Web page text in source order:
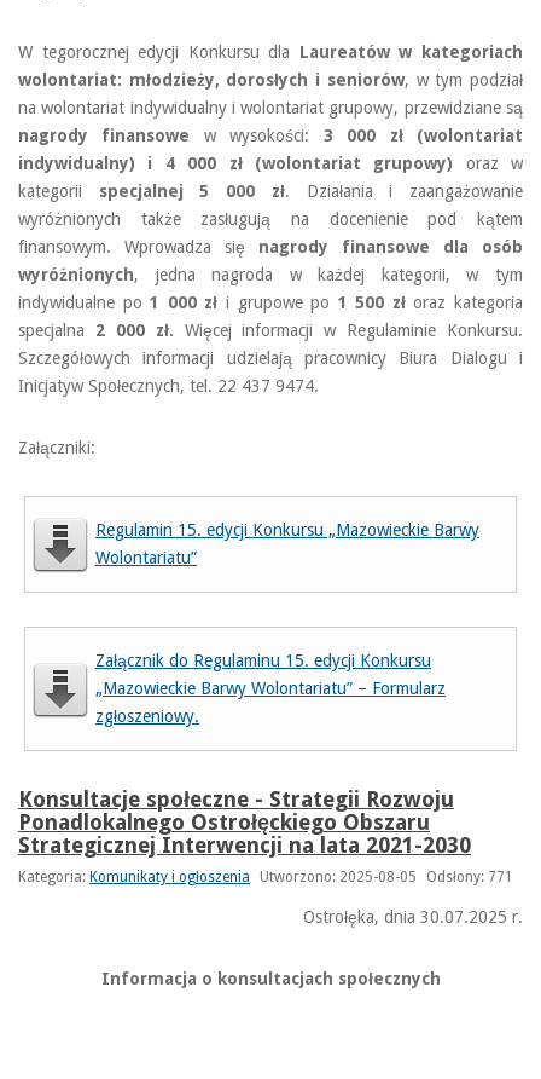
W tegorocznej edycji Konkursu dla Laureatów w kategoriach
wolontariat: młodzieży, dorosłych i seniorów, w tym podział
na wolontariat indywidualny i wolontariat grupowy, przewidziane są
nagrody finansowe w wysokości: 3 000 zł (wolontariat
indywidualny) i 4 000 zł (wolontariat grupowy) oraz w
kategorii specjalnej 5 000 zł. Działania i zaangażowanie
wyróżnionych także zasługują na docenienie pod kątem
finansowym. Wprowadza się nagrody finansowe dla osób
wyróżnionych, jedna nagroda w każdej kategorii, w tym
indywidualne po1 000 zł i grupowe po 1 500 złoraz kategoria
specjalna 2 000 zł. Więcej informacji w Regulaminie Konkursu.
Szczegółowych informacji udzielają pracownicy Biura Dialogu i
Inicjatyw Społecznych, tel. 22 437 9474.
Załączniki:
Regulamin 15. edycji Konkursu „Mazowieckie Barwy
Wolontariatu”
Załącznik do Regulaminu 15. edycji Konkursu
„Mazowieckie Barwy Wolontariatu” – Formularz
zgłoszeniowy.
Konsultacje społeczne - Strategii Rozwoju
Ponadlokalnego Ostrołęckiego Obszaru
Strategicznej Interwencji na lata 2021-2030
Kategoria: Komunikaty i ogłoszenia Utworzono: 2025-08-05 Odsłony: 771
Ostrołęka, dnia 30.07.2025 r.
Informacja o konsultacjach społecznych